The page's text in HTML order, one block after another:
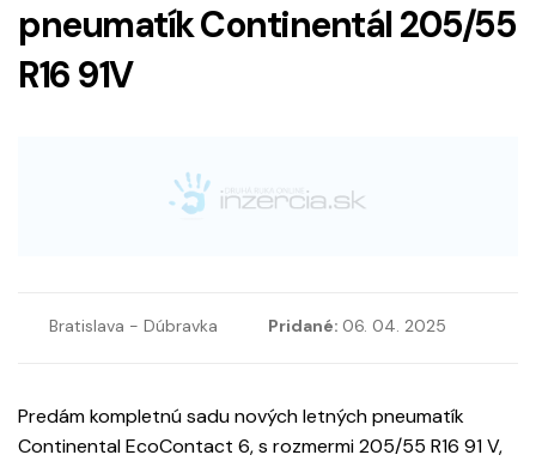
pneumatík Continentál 205/55
R16 91V
Bratislava - Dúbravka Pridané: 06. 04. 2025
Predám kompletnú sadu nových letných pneumatík
Continental EcoContact 6, s rozmermi 205/55 R16 91 V,